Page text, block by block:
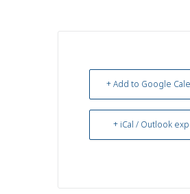
+ Add to Google
+ iCal / Outlook